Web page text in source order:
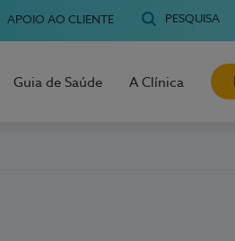
APOIO AO CLIENTE PESQUISA
Guia de Saúde A Clínica